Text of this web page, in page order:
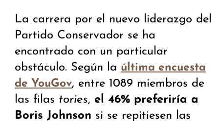
La carrera por el nuevo liderazgo del
Partido Conservador se ha
encontrado con un particular
obstáculo. Según la última encuesta
de YouGov, entre 1089 miembros de
las filas tories, el 46% preferiría a
Boris Johnson si se repitiesen las